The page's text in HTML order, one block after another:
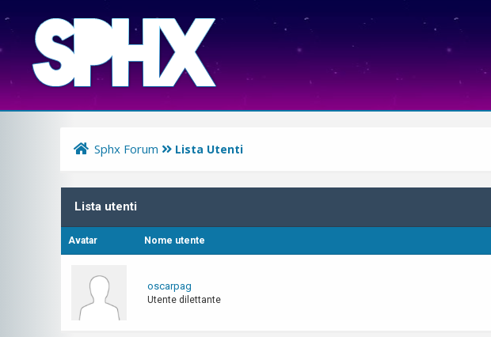
Sphx Forum Lista Utenti
Lista utenti
Avatar Nome utente
oscarpag
Utente dilettante